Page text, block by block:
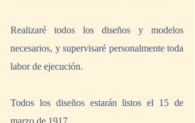
Realizaré todos los diseños y modelos
necesarios, y supervisaré personalmente toda
labor de ejecución.
Todos los diseños estarán listos el 15 de